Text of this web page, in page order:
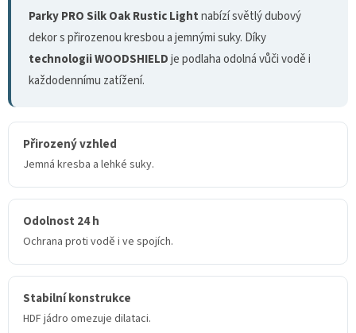
Parky PRO Silk Oak Rustic Lightnabízí světlý dubový
dekor s přirozenou kresbou a jemnými suky. Díky
technologii WOODSHIELDje podlaha odolná vůči vodě i
každodennímu zatížení.
Přirozený vzhled
Jemná kresba a lehké suky.
Odolnost 24 h
Ochrana proti vodě i ve spojích.
Stabilní konstrukce
HDF jádro omezuje dilataci.